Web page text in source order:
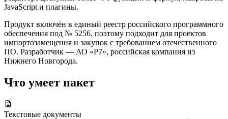
JavaScript и плагины.
Продукт включён в единый реестр российского программного
обеспечения под № 5256, поэтому подходит для проектов
импортозамещения и закупок с требованием отечественного
ПО. Разработчик — АО «Р7», российская компания из
Нижнего Новгорода.
Что умеет пакет
Текстовые документы